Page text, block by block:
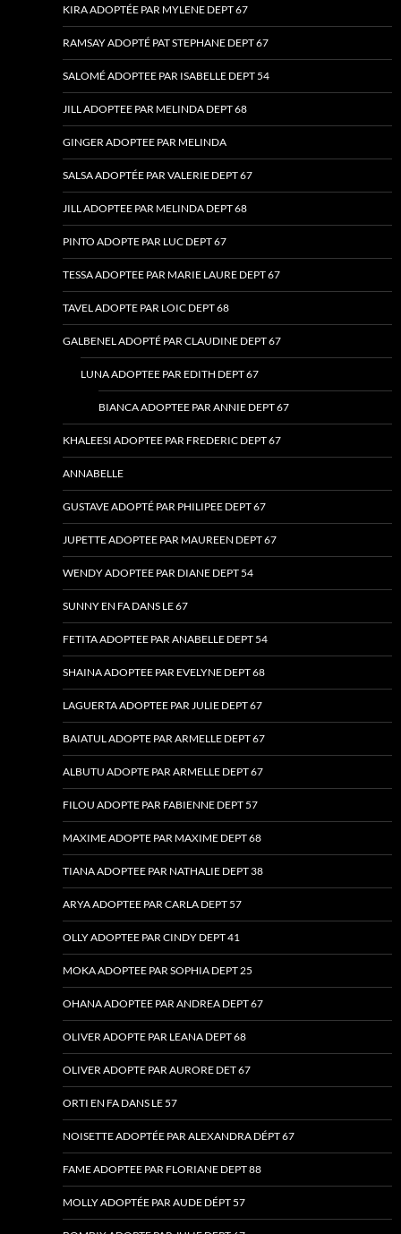
KIRA ADOPTÉE PAR MYLENE DEPT 67
RAMSAY ADOPTÉ PAT STEPHANE DEPT 67
SALOMÉ ADOPTEE PAR ISABELLE DEPT 54
JILL ADOPTEE PAR MELINDA DEPT 68
GINGER ADOPTEE PAR MELINDA
SALSA ADOPTÉE PAR VALERIE DEPT 67
JILL ADOPTEE PAR MELINDA DEPT 68
PINTO ADOPTE PAR LUC DEPT 67
TESSA ADOPTEE PAR MARIE LAURE DEPT 67
TAVEL ADOPTE PAR LOIC DEPT 68
GALBENEL ADOPTÉ PAR CLAUDINE DEPT 67
LUNA ADOPTEE PAR EDITH DEPT 67
BIANCA ADOPTEE PAR ANNIE DEPT 67
KHALEESI ADOPTEE PAR FREDERIC DEPT 67
ANNABELLE
GUSTAVE ADOPTÉ PAR PHILIPEE DEPT 67
JUPETTE ADOPTEE PAR MAUREEN DEPT 67
WENDY ADOPTEE PAR DIANE DEPT 54
SUNNY EN FA DANS LE 67
FETITA ADOPTEE PAR ANABELLE DEPT 54
SHAINA ADOPTEE PAR EVELYNE DEPT 68
LAGUERTA ADOPTEE PAR JULIE DEPT 67
BAIATUL ADOPTE PAR ARMELLE DEPT 67
ALBUTU ADOPTE PAR ARMELLE DEPT 67
FILOU ADOPTE PAR FABIENNE DEPT 57
MAXIME ADOPTE PAR MAXIME DEPT 68
TIANA ADOPTEE PAR NATHALIE DEPT 38
ARYA ADOPTEE PAR CARLA DEPT 57
OLLY ADOPTEE PAR CINDY DEPT 41
MOKA ADOPTEE PAR SOPHIA DEPT 25
OHANA ADOPTEE PAR ANDREA DEPT 67
OLIVER ADOPTE PAR LEANA DEPT 68
OLIVER ADOPTE PAR AURORE DET 67
ORTI EN FA DANS LE 57
NOISETTE ADOPTÉE PAR ALEXANDRA DÉPT 67
FAME ADOPTEE PAR FLORIANE DEPT 88
MOLLY ADOPTÉE PAR AUDE DÉPT 57